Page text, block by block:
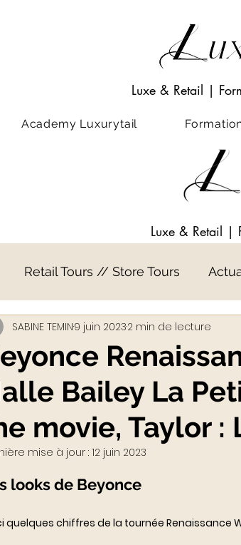
Luxe & Retail |
Academy Luxurytail
Luxe & Retail |
Retail Tours // Store Tours
classe virtuelle Visio-conférences
LUXURYTAIL WEB3 Podcast
Bailey La
movie, Taylor :
SABINE TEMIN9 juin 20232 min de lecture
mise à jour : 12 juin 2023
looks de Beyonce
quelques chiffres de la tournée Renaissance